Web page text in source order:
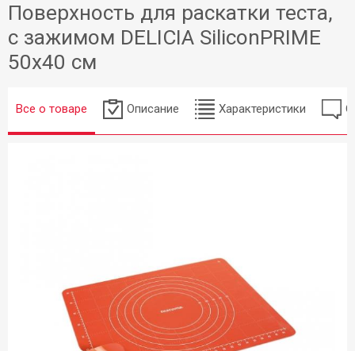
Поверхность для раскатки теста,
с зажимом DELICIA SiliconPRIME
50x40 см
Все о товаре Описание Характеристики